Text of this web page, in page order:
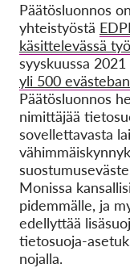
Päätösluonnos
yhteistyöstä
käsittelevässä
syyskuussa
yli 500
Päätösluonnos
nimittäjää
sovellettavasta
Monissa
pidemmälle, ja
edellyttää
tietosuoja-
nojalla.